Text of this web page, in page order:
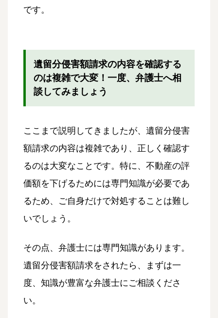
です。
遺留分侵害額請求の内容を確認する
のは複雑で大変！一度、弁護士へ相
談してみましょう
ここまで説明してきましたが、遺留分侵害
額請求の内容は複雑であり、正しく確認す
るのは大変なことです。特に、不動産の評
価額を下げるためには専門知識が必要であ
るため、ご自身だけで対処することは難し
いでしょう。
その点、弁護士には専門知識があります。
遺留分侵害額請求をされたら、まずは一
度、知識が豊富な弁護士にご相談くださ
い。